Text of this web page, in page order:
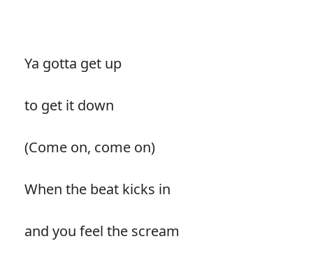
Ya gotta get up
to get it down
(Come on, come on)
When the beat kicks in
and you feel the scream